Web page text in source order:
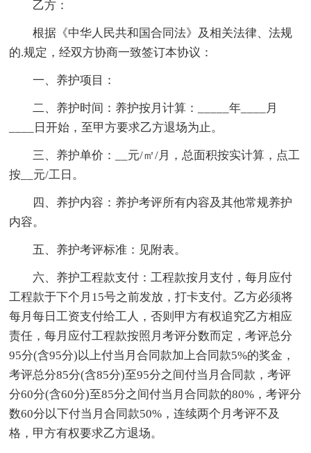
乙方：
根据《中华人民共和国合同法》及相关法律、法规
的.规定，经双方协商一致签订本协议：
一、养护项目：
二、养护时间：养护按月计算：_____年____月
____日开始，至甲方要求乙方退场为止。
三、养护单价：__元/㎡/月，总面积按实计算，点工
按__元/工日。
四、养护内容：养护考评所有内容及其他常规养护
内容。
五、养护考评标准：见附表。
六、养护工程款支付：工程款按月支付，每月应付
工程款于下个月15号之前发放，打卡支付。乙方必须将
每月每日工资支付给工人，否则甲方有权追究乙方相应
责任，每月应付工程款按照月考评分数而定，考评总分
95分(含95分)以上付当月合同款加上合同款5%的奖金，
考评总分85分(含85分)至95分之间付当月合同款，考评
分60分(含60分)至85分之间付当月合同款的80%，考评分
数60分以下付当月合同款50%，连续两个月考评不及
格，甲方有权要求乙方退场。